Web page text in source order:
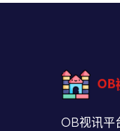
OB视讯平